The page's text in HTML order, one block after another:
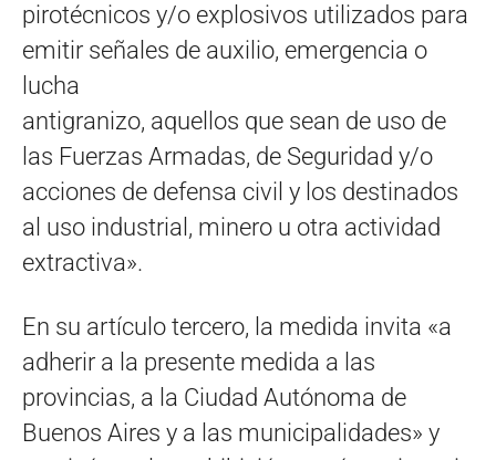
pirotécnicos y/o explosivos utilizados para
emitir señales de auxilio, emergencia o
lucha
antigranizo, aquellos que sean de uso de
las Fuerzas Armadas, de Seguridad y/o
acciones de defensa civil y los destinados
al uso industrial, minero u otra actividad
extractiva».
En su artículo tercero, la medida invita «a
adherir a la presente medida a las
provincias, a la Ciudad Autónoma de
Buenos Aires y a las municipalidades» y